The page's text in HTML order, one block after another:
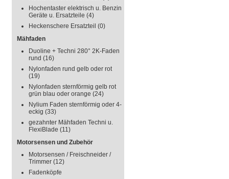
Hochentaster elektrisch u. Benzin
Geräte u. Ersatzteile (4)
Heckenschere Ersatzteil (0)
Mähfaden
Duoline + Techni 280° 2K-Faden
rund (16)
Nylonfaden rund gelb oder rot
(19)
Nylonfaden sternförmig gelb rot
grün blau oder orange (24)
Nylium Faden sternförmig oder 4-
eckig (33)
gezahnter Mähfaden Techni u.
FlexiBlade (11)
Motorsensen und Zubehör
Motorsensen / Freischneider /
Trimmer (12)
Fadenköpfe